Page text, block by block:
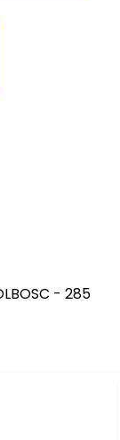
- 285